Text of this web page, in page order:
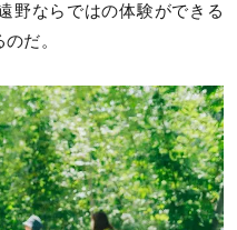
野ならではの体験ができる
だ。